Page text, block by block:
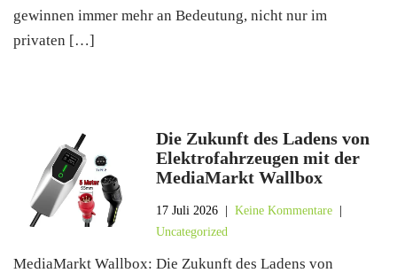
gewinnen immer mehr an Bedeutung, nicht nur im
privaten […]
Die Zukunft des Ladens von
Elektrofahrzeugen mit der
MediaMarkt Wallbox
17 Juli 2026 |Keine Kommentare
Uncategorized
MediaMarkt Wallbox: Die Zukunft des Ladens von